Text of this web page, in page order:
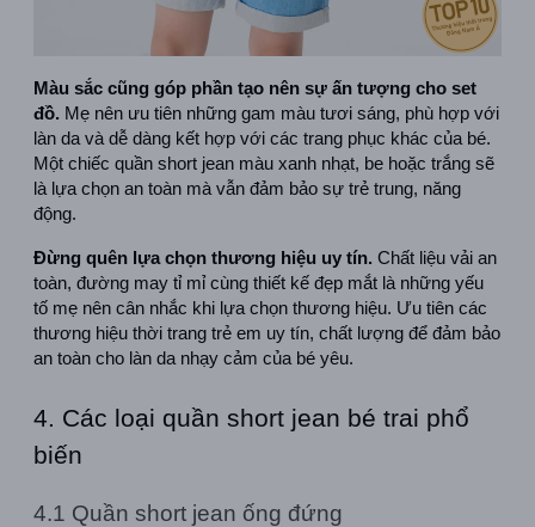
Màu sắc cũng góp phần tạo nên sự ấn tượng cho set
đồ. Mẹ nên ưu tiên những gam màu tươi sáng, phù hợp với
làn da và dễ dàng kết hợp với các trang phục khác của bé.
Một chiếc quần short jean màu xanh nhạt, be hoặc trắng sẽ
là lựa chọn an toàn mà vẫn đảm bảo sự trẻ trung, năng
động.
Đừng quên lựa chọn thương hiệu uy tín. Chất liệu vải an
toàn, đường may tỉ mỉ cùng thiết kế đẹp mắt là những yếu
tố mẹ nên cân nhắc khi lựa chọn thương hiệu. Ưu tiên các
thương hiệu thời trang trẻ em uy tín, chất lượng để đảm bảo
an toàn cho làn da nhạy cảm của bé yêu.
4. Các loại quần short jean bé trai phổ
biến
4.1 Quần short jean ống đứng